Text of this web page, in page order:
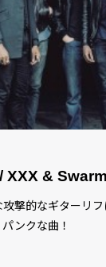
XXX & Swarm
撃的なギターリ
ンクな曲！